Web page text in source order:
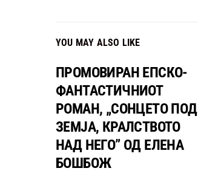
YOU MAY ALSO LIKE
ПРОМОВИРАН ЕПСКО-
ФАНТАСТИЧНИОТ
РОМАН, „СОНЦЕТО ПОД
ЗЕМЈА, КРАЛСТВОТО
НАД НЕГО” ОД ЕЛЕНА
БОШБОЖ